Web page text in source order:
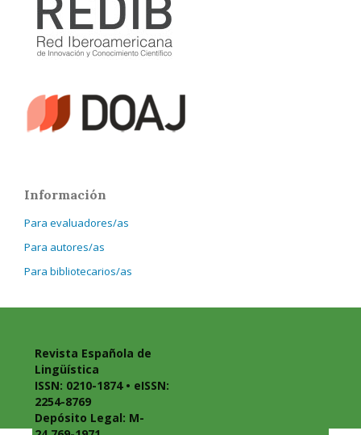
Información
Para evaluadores/as
Para autores/as
Para bibliotecarios/as
Revista Española de
Lingüística
ISSN: 0210-1874 • eISSN:
2254-8769
Depósito Legal: M-